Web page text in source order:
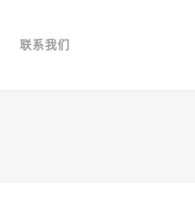
联系我们